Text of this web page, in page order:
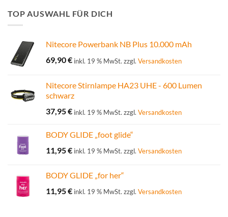
TOP AUSWAHL FÜR DICH
Nitecore Powerbank NB Plus 10.000 mAh
69,90€ inkl. 19 % MwSt. zzgl. Versandkosten
Nitecore Stirnlampe HA23 UHE - 600 Lumen
schwarz
37,95€ inkl. 19 % MwSt. zzgl. Versandkosten
BODY GLIDE „foot glide“
11,95€ inkl. 19 % MwSt. zzgl. Versandkosten
BODY GLIDE „for her“
11,95€ inkl. 19 % MwSt. zzgl. Versandkosten